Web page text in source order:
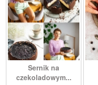
Sernik na
czekoladowym...